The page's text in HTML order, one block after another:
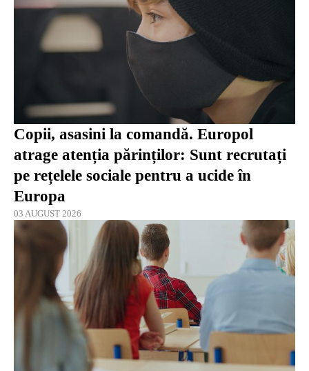
Copii, asasini la comandă. Europol
atrage atenția părinților: Sunt recrutați
pe rețelele sociale pentru a ucide în
Europa
03 AUGUST 2026